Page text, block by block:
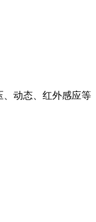
、动态、红外感应等